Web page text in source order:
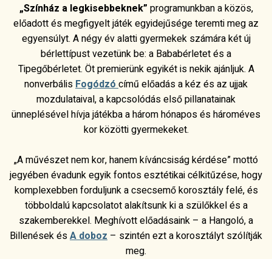
„Színház a legkisebbeknek” programunkban a közös,
előadott és megfigyelt játék egyidejűsége teremti meg az
egyensúlyt. A négy év alatti gyermekek számára két új
bérlettípust vezetünk be: a Bababérletet és a
Tipegőbérletet. Öt premierünk egyikét is nekik ajánljuk. A
nonverbális Fogódzó című előadás a kéz és az ujjak
mozdulataival, a kapcsolódás első pillanatainak
ünneplésével hívja játékba a három hónapos és hároméves
kor közötti gyermekeket.
„A művészet nem kor, hanem kíváncsiság kérdése” mottó
jegyében évadunk egyik fontos esztétikai célkitűzése, hogy
komplexebben forduljunk a csecsemő korosztály felé, és
többoldalú kapcsolatot alakítsunk ki a szülőkkel és a
szakemberekkel. Meghívott előadásaink – a Hangoló, a
BillenésekésA doboz – szintén ezt a korosztályt szólítják
meg.